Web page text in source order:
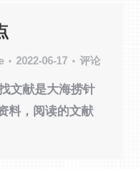
2022-06-17 评论
献是大海捞针
料，阅读的文献